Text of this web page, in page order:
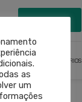
LEIA MAIS
SEM COMENTÁRIOS
as
um